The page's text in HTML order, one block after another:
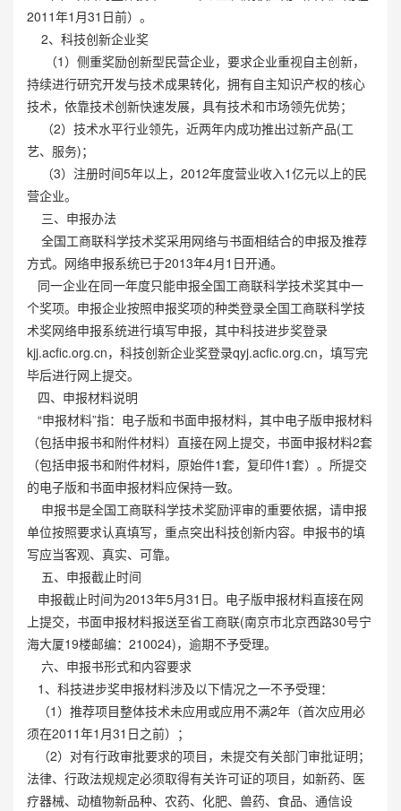
2011年1月31日前）。
2、科技创新企业奖
（1）侧重奖励创新型民营企业，要求企业重视自主创新，
持续进行研究开发与技术成果转化，拥有自主知识产权的核心
技术，依靠技术创新快速发展，具有技术和市场领先优势；
（2）技术水平行业领先，近两年内成功推出过新产品(工
艺、服务)；
（3）注册时间5年以上，2012年度营业收入1亿元以上的民
营企业。
三、申报办法
全国工商联科学技术奖采用网络与书面相结合的申报及推荐
方式。网络申报系统已于2013年4月1日开通。
同一企业在同一年度只能申报全国工商联科学技术奖其中一
个奖项。申报企业按照申报奖项的种类登录全国工商联科学技
术奖网络申报系统进行填写申报，其中科技进步奖登录
kjj.acfic.org.cn，科技创新企业奖登录qyj.acfic.org.cn，填写完
毕后进行网上提交。
四、申报材料说明
“申报材料”指：电子版和书面申报材料，其中电子版申报材料
（包括申报书和附件材料）直接在网上提交，书面申报材料2套
（包括申报书和附件材料，原始件1套，复印件1套）。所提交
的电子版和书面申报材料应保持一致。
申报书是全国工商联科学技术奖励评审的重要依据，请申报
单位按照要求认真填写，重点突出科技创新内容。申报书的填
写应当客观、真实、可靠。
五、申报截止时间
申报截止时间为2013年5月31日。电子版申报材料直接在网
上提交，书面申报材料报送至省工商联(南京市北京西路30号宁
海大厦19楼邮编：210024)，逾期不予受理。
六、申报书形式和内容要求
1、科技进步奖申报材料涉及以下情况之一不予受理：
（1）推荐项目整体技术未应用或应用不满2年（首次应用必
须在2011年1月31日之前）；
（2）对有行政审批要求的项目，未提交有关部门审批证明；
法律、行政法规规定必须取得有关许可证的项目，如新药、医
疗器械、动植物新品种、农药、化肥、兽药、食品、通信设